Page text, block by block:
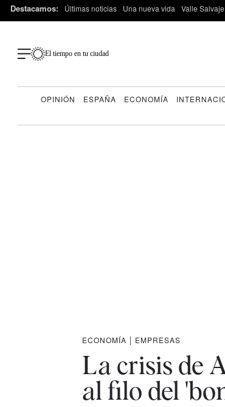
Destacamos: Últimas noticias Una nueva vida Valle Salvaje
El tiempo en tu ciudad
OPINIÓN ESPAÑA ECONOMÍA
ECONOMÍA | EMPRESAS
La crisis de
al filo del